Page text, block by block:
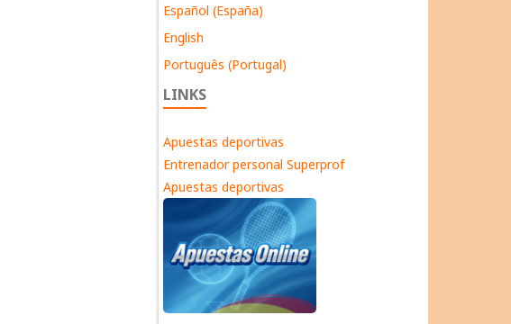
Español (España)
English
Português (Portugal)
LINKS
Apuestas deportivas
Entrenador personal Superprof
Apuestas deportivas